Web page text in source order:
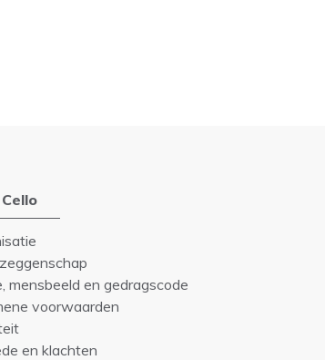
mensbeeld en gedragscode
voorwaarden
en klachten